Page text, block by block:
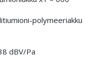
polymeeriakku
dBV/Pa